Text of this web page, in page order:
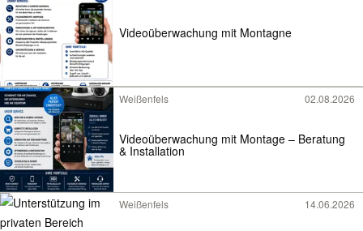
Videoüberwachung mit Montagne
Weißenfels 02.08.2026
Videoüberwachung mit Montage – Beratung
& Installation
Weißenfels 14.06.2026